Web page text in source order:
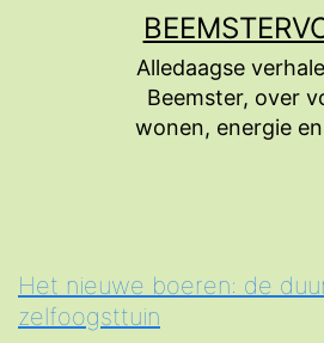
Alledaagse
Beemster, over
wonen, energie
Het nieuwe boeren: de
zelfoogsttuin